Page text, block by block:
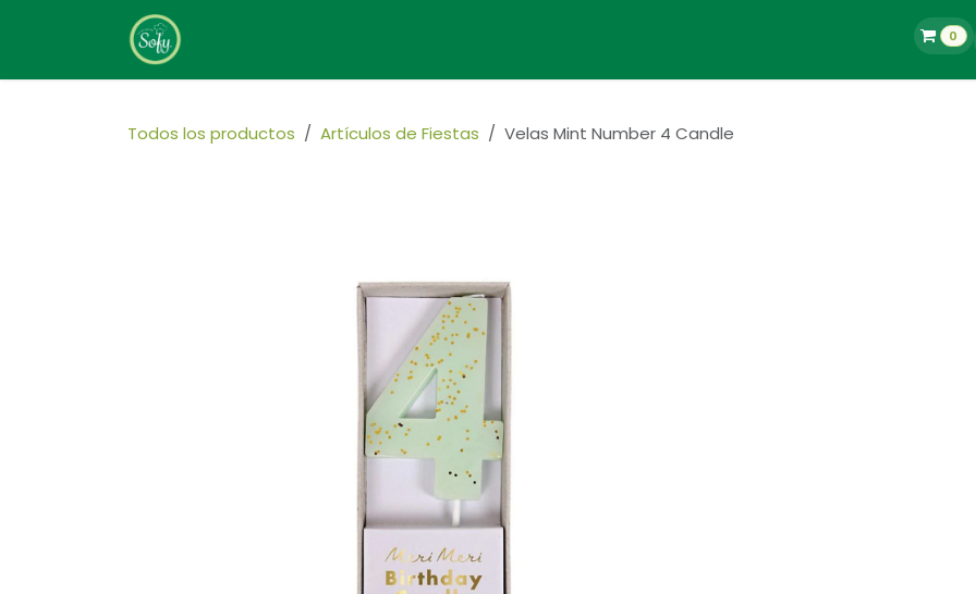
Empleos
0
Todos los productos Artículos de Fiestas Velas Mint Number 4 Candle